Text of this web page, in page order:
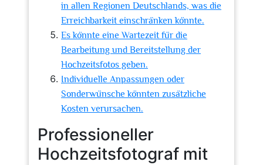
in allen Regionen Deutschlands, was die
Erreichbarkeit einschränken könnte.
Es könnte eine Wartezeit für die
Bearbeitung und Bereitstellung der
Hochzeitsfotos geben.
Individuelle Anpassungen oder
Sonderwünsche könnten zusätzliche
Kosten verursachen.
Professioneller
Hochzeitsfotograf mit